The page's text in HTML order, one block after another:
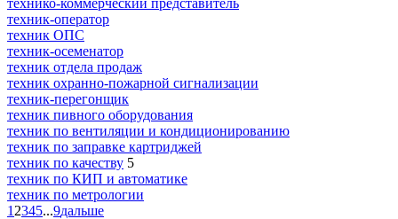
техник-оператор
техник ОПС
техник-осеменатор
техник отдела продаж
техник охранно-пожарной сигнализации
техник-перегонщик
техник пивного оборудования
техник по вентиляции и кондиционированию
техник по заправке картриджей
техник по качеству 5
техник по КИП и автоматике
техник по метрологии
1 2345...9дальше